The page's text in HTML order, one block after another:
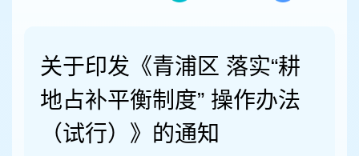
关于印发《青浦区 落实“耕
地占补平衡制度” 操作办法
（试行）》的通知